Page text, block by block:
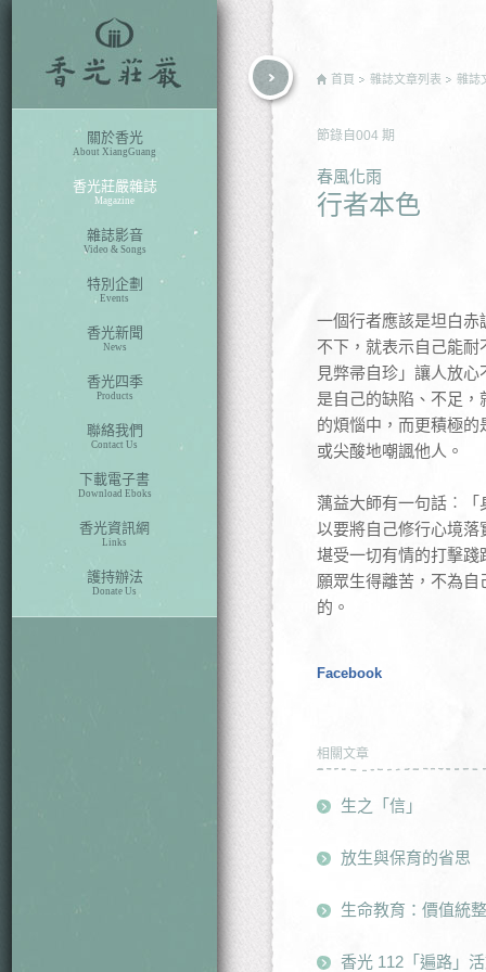
關於香光
About XiangGuang
香光莊嚴雜誌
Magazine
雜誌影音
Video & Songs
特別企劃
Events
香光新聞
News
香光四季
Products
聯絡我們
Contact Us
下載電子書
Download Eboks
香光資訊網
Links
護持辦法
Donate Us
首頁 雜誌文章列表 雜誌
節錄自 004 期
春風化雨
行者本色
一個行者應該是坦白
不下，就表示自己能
見弊帚自珍」讓人放
是自己的缺陷、不足
的煩惱中，而更積極
或尖酸地嘲諷他人。
蕅益大師有一句話︰
以要將自己修行心境
堪受一切有情的打擊
願眾生得離苦，不為
的。
Facebook
相關文章
生之「信」
放生與保育的省思
生命教育：價值統整
香光 112「遍路」